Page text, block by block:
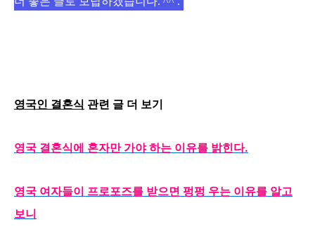
영국인 결혼식 관련 글 더 보기
영국 결혼식에 혼자만 가야 하는 이유를 밝힌다.
영국 여자들이 프로포즈를 받으면 펑펑 우는 이유를 알고
보니